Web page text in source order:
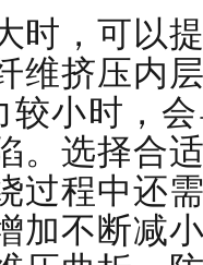
时，可以
维挤压内
小时，
。选择合
过程中还
加不断减